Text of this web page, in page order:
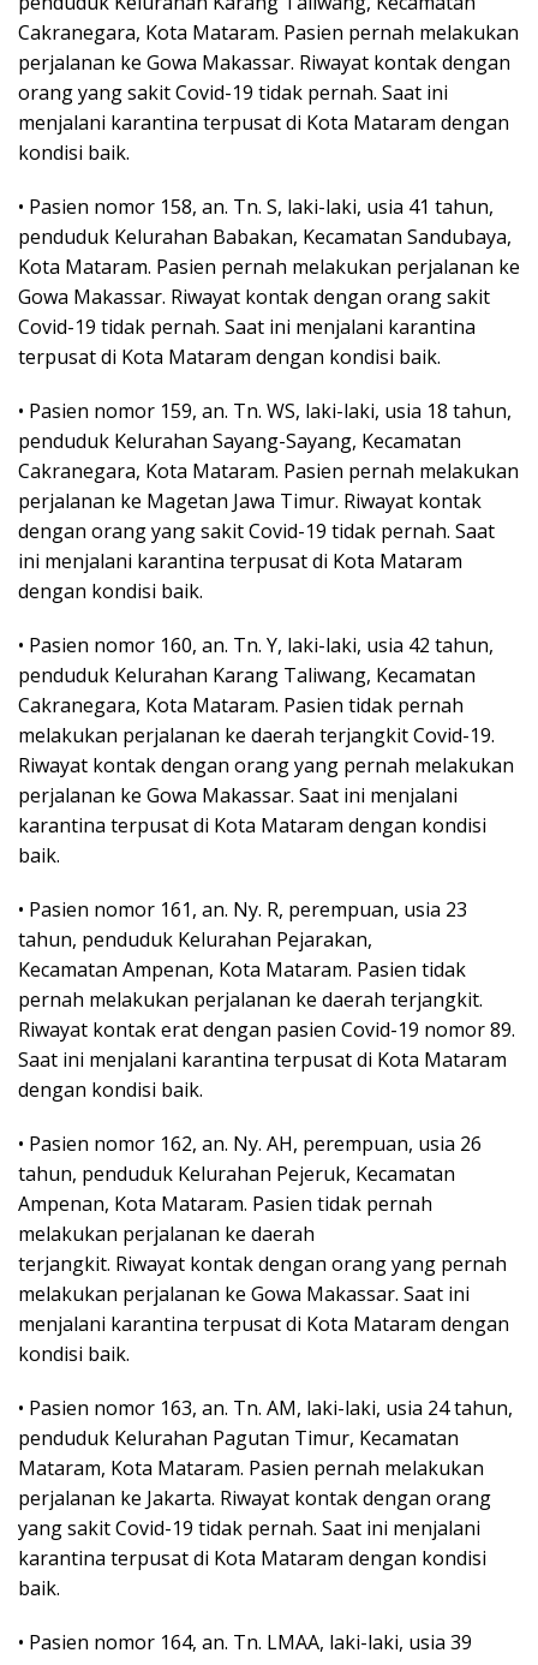
Cakranegara, Kota Mataram. Pasien pernah melakukan
perjalanan ke Gowa Makassar. Riwayat kontak dengan
orang yang sakit Covid-19 tidak pernah. Saat ini
menjalani karantina terpusat di Kota Mataram dengan
kondisi baik.
• Pasien nomor 158, an. Tn. S, laki-laki, usia 41 tahun,
penduduk Kelurahan Babakan, Kecamatan Sandubaya,
Kota Mataram. Pasien pernah melakukan perjalanan ke
Gowa Makassar. Riwayat kontak dengan orang sakit
Covid-19 tidak pernah. Saat ini menjalani karantina
terpusat di Kota Mataram dengan kondisi baik.
• Pasien nomor 159, an. Tn. WS, laki-laki, usia 18 tahun,
penduduk Kelurahan Sayang-Sayang, Kecamatan
Cakranegara, Kota Mataram. Pasien pernah melakukan
perjalanan ke Magetan Jawa Timur. Riwayat kontak
dengan orang yang sakit Covid-19 tidak pernah. Saat
ini menjalani karantina terpusat di Kota Mataram
dengan kondisi baik.
• Pasien nomor 160, an. Tn. Y, laki-laki, usia 42 tahun,
penduduk Kelurahan Karang Taliwang, Kecamatan
Cakranegara, Kota Mataram. Pasien tidak pernah
melakukan perjalanan ke daerah terjangkit Covid-19.
Riwayat kontak dengan orang yang pernah melakukan
perjalanan ke Gowa Makassar. Saat ini menjalani
karantina terpusat di Kota Mataram dengan kondisi
baik.
• Pasien nomor 161, an. Ny. R, perempuan, usia 23
tahun, penduduk Kelurahan Pejarakan,
Kecamatan Ampenan, Kota Mataram. Pasien tidak
pernah melakukan perjalanan ke daerah terjangkit.
Riwayat kontak erat dengan pasien Covid-19 nomor 89.
Saat ini menjalani karantina terpusat di Kota Mataram
dengan kondisi baik.
• Pasien nomor 162, an. Ny. AH, perempuan, usia 26
tahun, penduduk Kelurahan Pejeruk, Kecamatan
Ampenan, Kota Mataram. Pasien tidak pernah
melakukan perjalanan ke daerah
terjangkit. Riwayat kontak dengan orang yang pernah
melakukan perjalanan ke Gowa Makassar. Saat ini
menjalani karantina terpusat di Kota Mataram dengan
kondisi baik.
• Pasien nomor 163, an. Tn. AM, laki-laki, usia 24 tahun,
penduduk Kelurahan Pagutan Timur, Kecamatan
Mataram, Kota Mataram. Pasien pernah melakukan
perjalanan ke Jakarta. Riwayat kontak dengan orang
yang sakit Covid-19 tidak pernah. Saat ini menjalani
karantina terpusat di Kota Mataram dengan kondisi
baik.
• Pasien nomor 164, an. Tn. LMAA, laki-laki, usia 39